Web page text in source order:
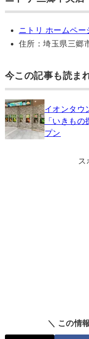
ニトリ ホームペー
住所：埼玉県三郷
今この記事も読ま
イオンタウ
「いきも
プン
ス
＼ この情